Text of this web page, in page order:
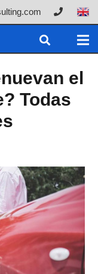
el
Todas